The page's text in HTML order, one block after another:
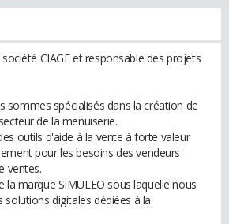
CIAGE et responsable des projets
sommes spécialisés dans la création de
de la menuiserie.
outils d'aide à la vente à forte valeur
pour les besoins des vendeurs
ventes.
la marque SIMULEO sous laquelle nous
digitales dédiées à la